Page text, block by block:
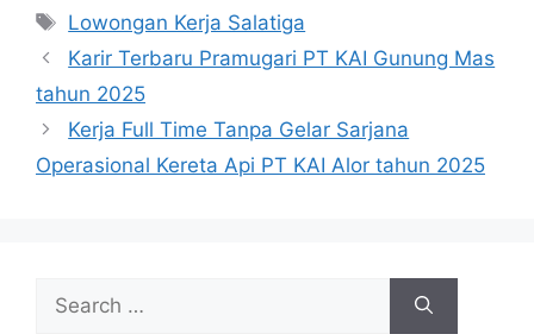
Tags
Lowongan Kerja Salatiga
Karir Terbaru Pramugari PT KAI Gunung Mas
tahun 2025
Kerja Full Time Tanpa Gelar Sarjana
Operasional Kereta Api PT KAI Alor tahun 2025
for: